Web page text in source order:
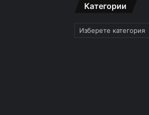
Категории
Категории